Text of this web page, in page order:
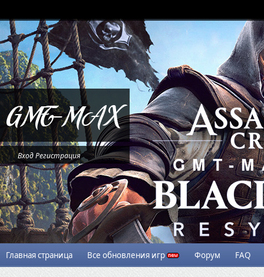
ВходРегистрация
Главная страница Все обновления игр Форум FAQ